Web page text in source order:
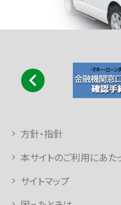
方針・指針
本サイトのご利用にあた
サイトマップ